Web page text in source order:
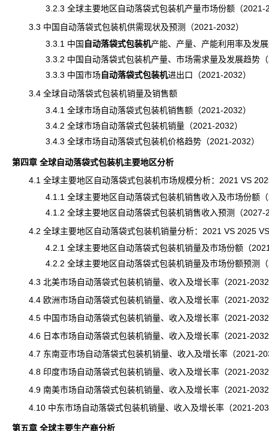
3.2.3 全球主要地区自动落袋式包装机产量市场份额（2021-
3.3 中国自动落袋式包装机供需现状及预测（2021-2032）
3.3.1 中国 自动落袋式包装机产能、产量、产能利用率及发
3.3.2 中国自动落袋式包装机产量、市场需求量及发展趋势（
3.3.3 中国市场自动落袋式包装机进出口 （2021-2032）
3.4 全球自动落袋式包装机销量及销售额
3.4.1 全球市场自动落袋式包装机销售额（2021-2032）
3.4.2 全球市场自动落袋式包装机销量（2021-2032）
3.4.3 全球市场自动落袋式包装机价格趋势（2021-2032）
第四章 全球自动落袋式包装机主要地区分析
4.1 全球主要地区自动落袋式包装机市场规模分析：2021 VS
4.1.1 全球主要地区自动落袋式包装机销售收入及市场份额（
4.1.2 全球主要地区自动落袋式包装机销售收入预测（2027-
4.2 全球主要地区自动落袋式包装机销量分析：2021 VS 2025
4.2.1 全球主要地区自动落袋式包装机销量及市场份额（2021-
4.2.2 全球主要地区自动落袋式包装机销量及市场份额预测（
4.3 北美市场自动落袋式包装机销量、收入及增长率（2021-2032
4.4 欧洲市场自动落袋式包装机销量、收入及增长率（2021-2032
4.5 中国市场自动落袋式包装机销量、收入及增长率（2021-2032
4.6 日本市场自动落袋式包装机销量、收入及增长率（2021-2032
4.7 东南亚市场自动落袋式包装机销量、收入及增长率（2021-
4.8 印度市场自动落袋式包装机销量、收入及增长率（2021-2032
4.9 南美市场自动落袋式包装机销量、收入及增长率（2021-2032
4.10 中东市场自动落袋式包装机销量、收入及增长率（2021-
第五章 全球主要生产商分析